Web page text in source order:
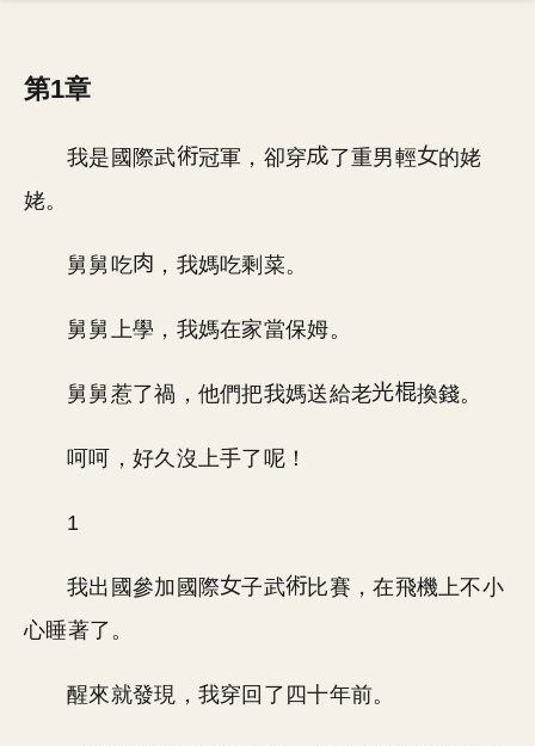
第1章
我是國際武 冠軍，卻穿 了重男輕
的姥
姥。
舅舅吃 ，我媽吃剩菜。
舅舅上學，我媽在家當保姆。
舅舅惹了禍，他們把我媽送給老 換錢。
呵呵，好久沒上手了呢！
1
我出國參加國際 子武
比賽，在飛機上不小
心睡著了。
醒來就發現，我穿回了四十年前。